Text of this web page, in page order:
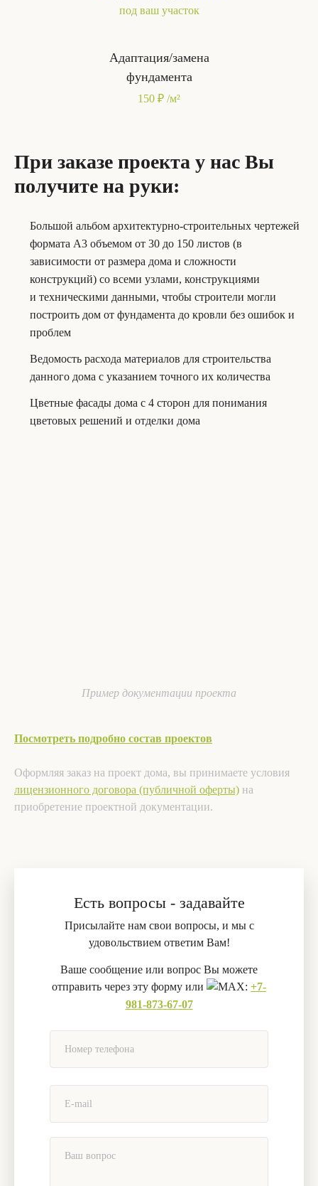
Адаптация/замена
фундамента
150 ₽ /м²
При заказе проекта у нас Вы
получите на руки:
Большой альбом архитектурно-строительных чертежей
формата А3 объемом от 30 до 150 листов (в
зависимости от размера дома и сложности
конструкций) со всеми узлами, конструкциями
и техническими данными, чтобы строители могли
построить дом от фундамента до кровли без ошибок и
проблем
Ведомость расхода материалов для строительства
данного дома с указанием точного их количества
Цветные фасады дома с 4 сторон для понимания
цветовых решений и отделки дома
Пример документации проекта
Посмотреть подробно состав проектов
Оформляя заказ на проект дома, вы принимаете условия
лицензионного договора (публичной оферты) на
приобретение проектной документации.
Есть вопросы - задавайте
Присылайте нам свои вопросы, и мы с
удовольствием ответим Вам!
Ваше сообщение или вопрос Вы можете
отправить через эту форму или
: +7-
981-873-67-07